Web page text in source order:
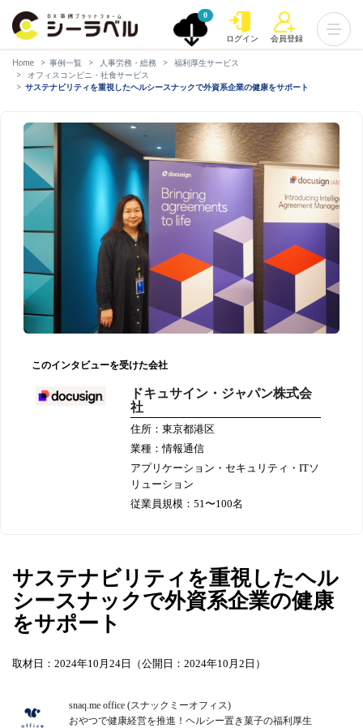
0
ログイン 会員登録
Home 事例一覧 人事労務・総務
福利厚生サービス
オフィスコンビニ・社食サービス
サステナビリティを重視したヘルシースナックで外資系企業の健康をサポート
このインタビューを受けた会社
ドキュサイン・ジャパン株式会
社
住所：東京都港区
業種：情報通信
アプリケーション・セキュリティ・ITソ
リューション
従業員規模：51〜100名
サステナビリティを重視したヘル
シースナックで外資系企業の健康
をサポート
取材日：2024年10月24日（公開日：2024年10月2日）
snaq.me office (スナックミーオフィス)
おやつで健康経営を推進！ヘルシー置き菓子の福利厚生